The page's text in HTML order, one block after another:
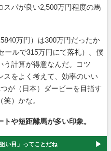
パが良い2,500万円程度の馬
万円）は300万円だったか
ールで315万円にて落札）。僕
う計算が得意なんだ。コツ
スをよく考えて、効率のいい
が（日本）ダービーを目指す
）かな。
や短距離馬が多い印象。
い目」ってことだね